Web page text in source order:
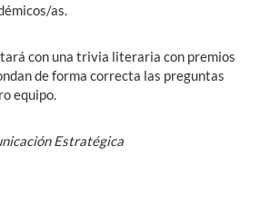
as.
con una trivia literaria con premios
de forma correcta las preguntas
equipo.
Estratégica